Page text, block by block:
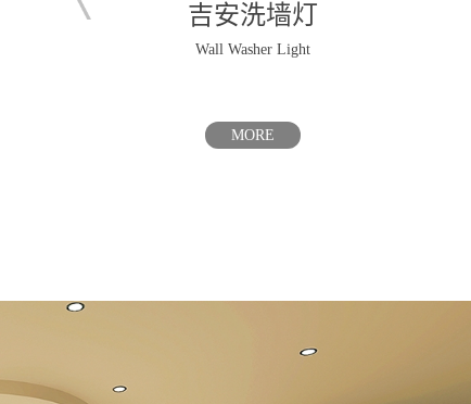
吉安洗墙灯
Wall Washer Light
MORE